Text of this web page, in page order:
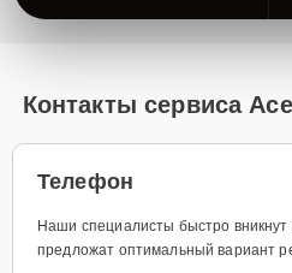
Контакты сервиса
Телефон
Наши специалисты быстро вникнут
предложат оптимальный вариант